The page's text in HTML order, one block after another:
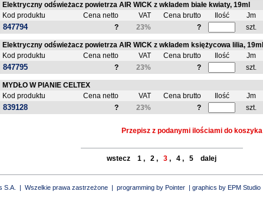
Elektryczny odświeżacz powietrza AIR WICK z wkładem białe kwiaty, 19ml
Kod produktu
Cena netto VAT Cena brutto Ilość Jm
847794 ? 23% ? szt.
Elektryczny odświeżacz powietrza AIR WICK z wkładem księżycowa lilia, 19ml
Kod produktu
Cena netto VAT Cena brutto Ilość Jm
847795 ? 23% ? szt.
MYDŁO W PIANIE CELTEX
Kod produktu
Cena netto VAT Cena brutto Ilość Jm
839128 ? 23% ? szt.
Przepisz z podanymi ilościami do koszyka
wstecz 1 , 2 , 3 , 4 , 5 dalej
S.A. | Wszelkie prawa zastrzeżone | programming by Pointer| graphics by EPM Studio